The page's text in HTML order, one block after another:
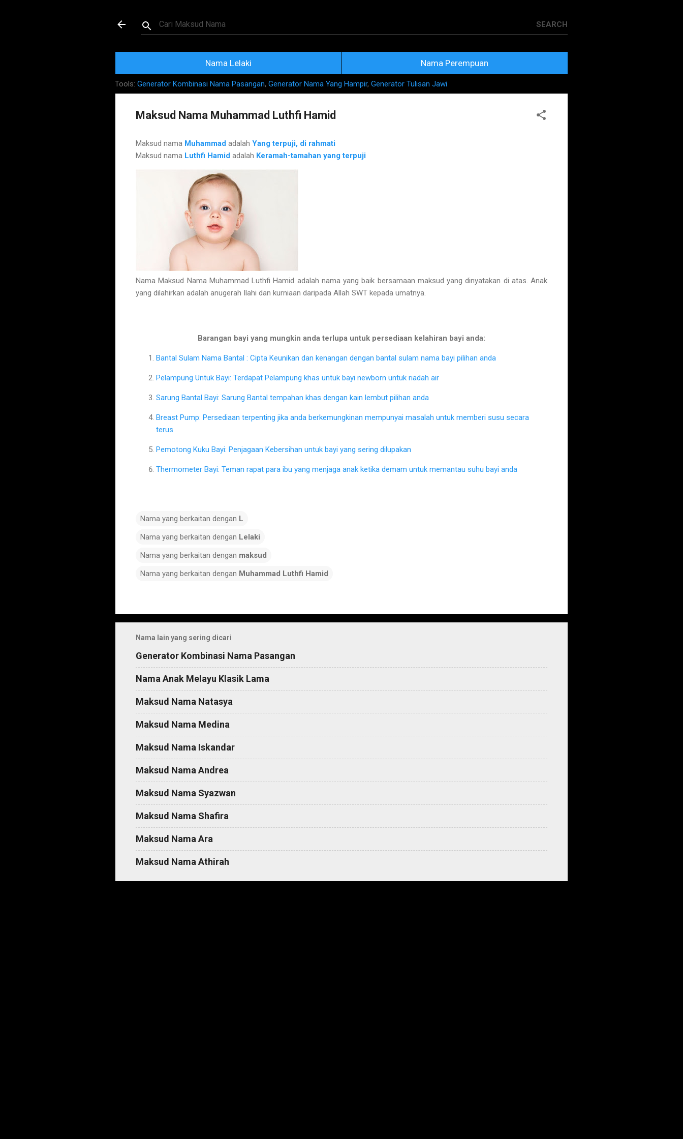
Maksud dan Makna Nama Rujukan Terkini
Nama Lelaki Nama Perempuan
Tools: Generator Kombinasi Nama Pasangan, Generator Nama Yang Hampir, Generator Tulisan Jawi
Maksud Nama Muhammad Luthfi Hamid
Maksud nama Muhammad adalah Yang terpuji, di rahmati
Maksud nama Luthfi Hamid adalah Keramah-tamahan yang terpuji
Nama Maksud Nama Muhammad Luthfi Hamid adalah nama yang baik bersamaan maksud yang dinyatakan di atas. Anak
yang dilahirkan adalah anugerah Ilahi dan kurniaan daripada Allah SWT kepada umatnya.
Barangan bayi yang mungkin anda terlupa untuk persediaan kelahiran bayi anda:
Bantal Sulam Nama Bantal : Cipta Keunikan dan kenangan dengan bantal sulam nama bayi pilihan anda
Pelampung Untuk Bayi: Terdapat Pelampung khas untuk bayi newborn untuk riadah air
Sarung Bantal Bayi: Sarung Bantal tempahan khas dengan kain lembut pilihan anda
Breast Pump: Persediaan terpenting jika anda berkemungkinan mempunyai masalah untuk memberi susu secara
terus
Pemotong Kuku Bayi: Penjagaan Kebersihan untuk bayi yang sering dilupakan
Thermometer Bayi: Teman rapat para ibu yang menjaga anak ketika demam untuk memantau suhu bayi anda
Nama yang berkaitan dengan L
Nama yang berkaitan dengan Lelaki
Nama yang berkaitan dengan maksud
Nama yang berkaitan dengan Muhammad Luthfi Hamid
e
n
t
s
Nama lain yang sering dicari
Generator Kombinasi Nama Pasangan
Nama Anak Melayu Klasik Lama
Maksud Nama Natasya
Maksud Nama Medina
Maksud Nama Iskandar
Maksud Nama Andrea
Maksud Nama Syazwan
Maksud Nama Shafira
Maksud Nama Ara
Maksud Nama Athirah